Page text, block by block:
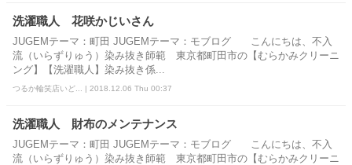
洗濯職人 花咲かじいさん
JUGEMテーマ：町田 JUGEMテーマ：モブログ こんにちは、不入
流（いらずりゅう）染み抜き師範 東京都町田市の【むらかみクリーニ
ング】【洗濯職人】染み抜き係...
つるか輪笑店いど... | 2018.12.06 Thu 00:37
洗濯職人 財布のメンテナンス
JUGEMテーマ：町田 JUGEMテーマ：モブログ こんにちは、不入
流（いらずりゅう）染み抜き師範 東京都町田市の【むらかみクリーニ